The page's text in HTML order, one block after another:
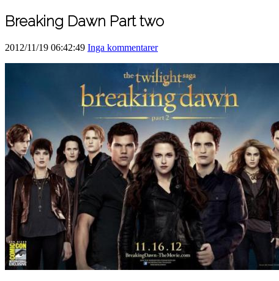
Breaking Dawn Part two
2012/11/19 06:42:49 Inga kommentarer